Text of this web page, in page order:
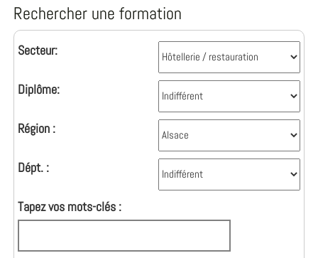
Rechercher une formation
Secteur:
Diplôme:
Région :
Dépt. :
Tapez vos mots-clés :